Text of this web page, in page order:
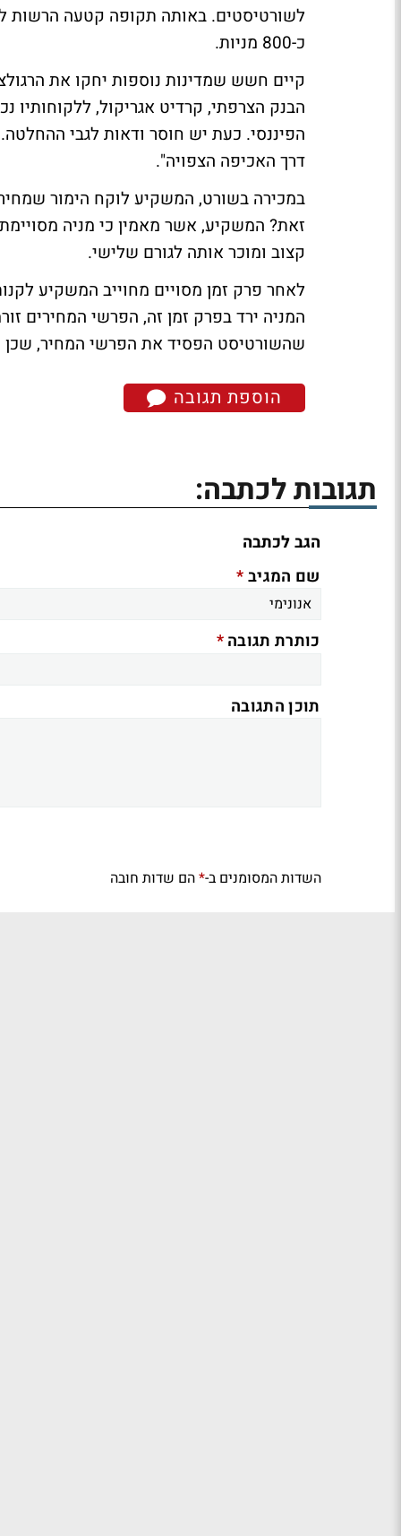
לשורטיסטים. באותה תקופה קטעה הרשות
כ-800 מניות.
קיים חשש שמדינות נוספות יחקו את
הבנק הצרפתי, קרדיט אגריקול,
הפיננסי. כעת יש חוסר ודאות לגבי
דרך האכיפה הצפויה".
במכירה בשורט, המשקיע לוקח הימור שמחיר
זאת? המשקיע, אשר מאמין כי מניה
קצוב ומוכר אותה לגורם שלישי.
לאחר פרק זמן מסויים מחוייב המשקיע
המניה ירד בפרק זמן זה, הפרשי המחירים
שהשורטיסט הפסיד את הפרשי המחיר, שכן
הוספת תגובה
תגובות לכתבה:
הגב לכתבה
שם המגיב*
כותרת תגובה*
תוכן התגובה
השדות המסומנים ב-*הם שדות חובה